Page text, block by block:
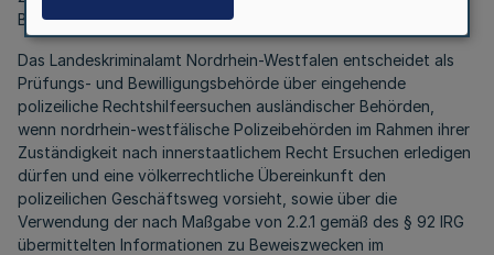
Befugnisse des Landeskriminalamtes
Das Landeskriminalamt Nordrhein-Westfalen entscheidet als
Prüfungs- und Bewilligungsbehörde über eingehende
polizeiliche Rechtshilfeersuchen ausländischer Behörden,
wenn nordrhein-westfälische Polizeibehörden im Rahmen ihrer
Zuständigkeit nach innerstaatlichem Recht Ersuchen erledigen
dürfen und eine völkerrechtliche Übereinkunft den
polizeilichen Geschäftsweg vorsieht, sowie über die
Verwendung der nach Maßgabe von 2.2.1 gemäß des § 92 IRG
übermittelten Informationen zu Beweiszwecken im